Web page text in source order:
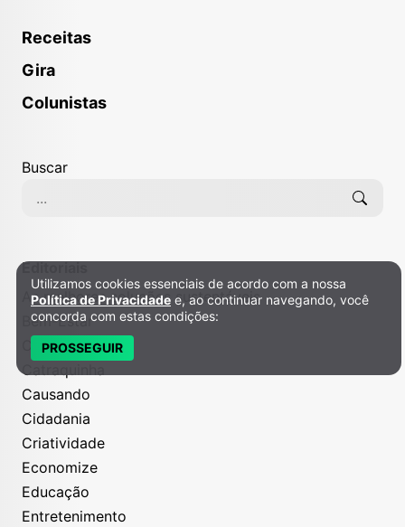
Receitas
Gira
Colunistas
Buscar
Editoriais
As melhores soluções sustentáveis
Bem-Estar
Carreira
Catraquinha
Causando
Cidadania
Criatividade
Economize
Educação
Entretenimento
Política de Privacidade e Cookies
Utilizamos cookies essenciais de acordo com a nossa
Política de Privacidade e, ao continuar navegando, você
concorda com estas condições:
PROSSEGUIR